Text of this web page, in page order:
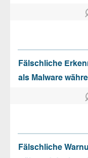
Fälschliche
als Malware
Fälschliche